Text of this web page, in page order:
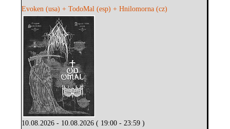
Evoken (usa) + TodoMal (esp) + Hnilomorna (cz)
10.08.2026 - 10.08.2026 ( 19:00 - 23:59 )